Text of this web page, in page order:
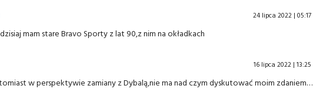
24 lipca 2022 | 05:17
mam stare Bravo Sporty z lat 90,z nim na okładkach
16 lipca 2022 | 13:25
w perspektywie zamiany z Dybalą,nie ma nad czym dyskutować moim zdaniem…